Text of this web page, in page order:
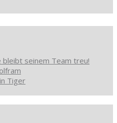
seinem Team treu!
Tiger